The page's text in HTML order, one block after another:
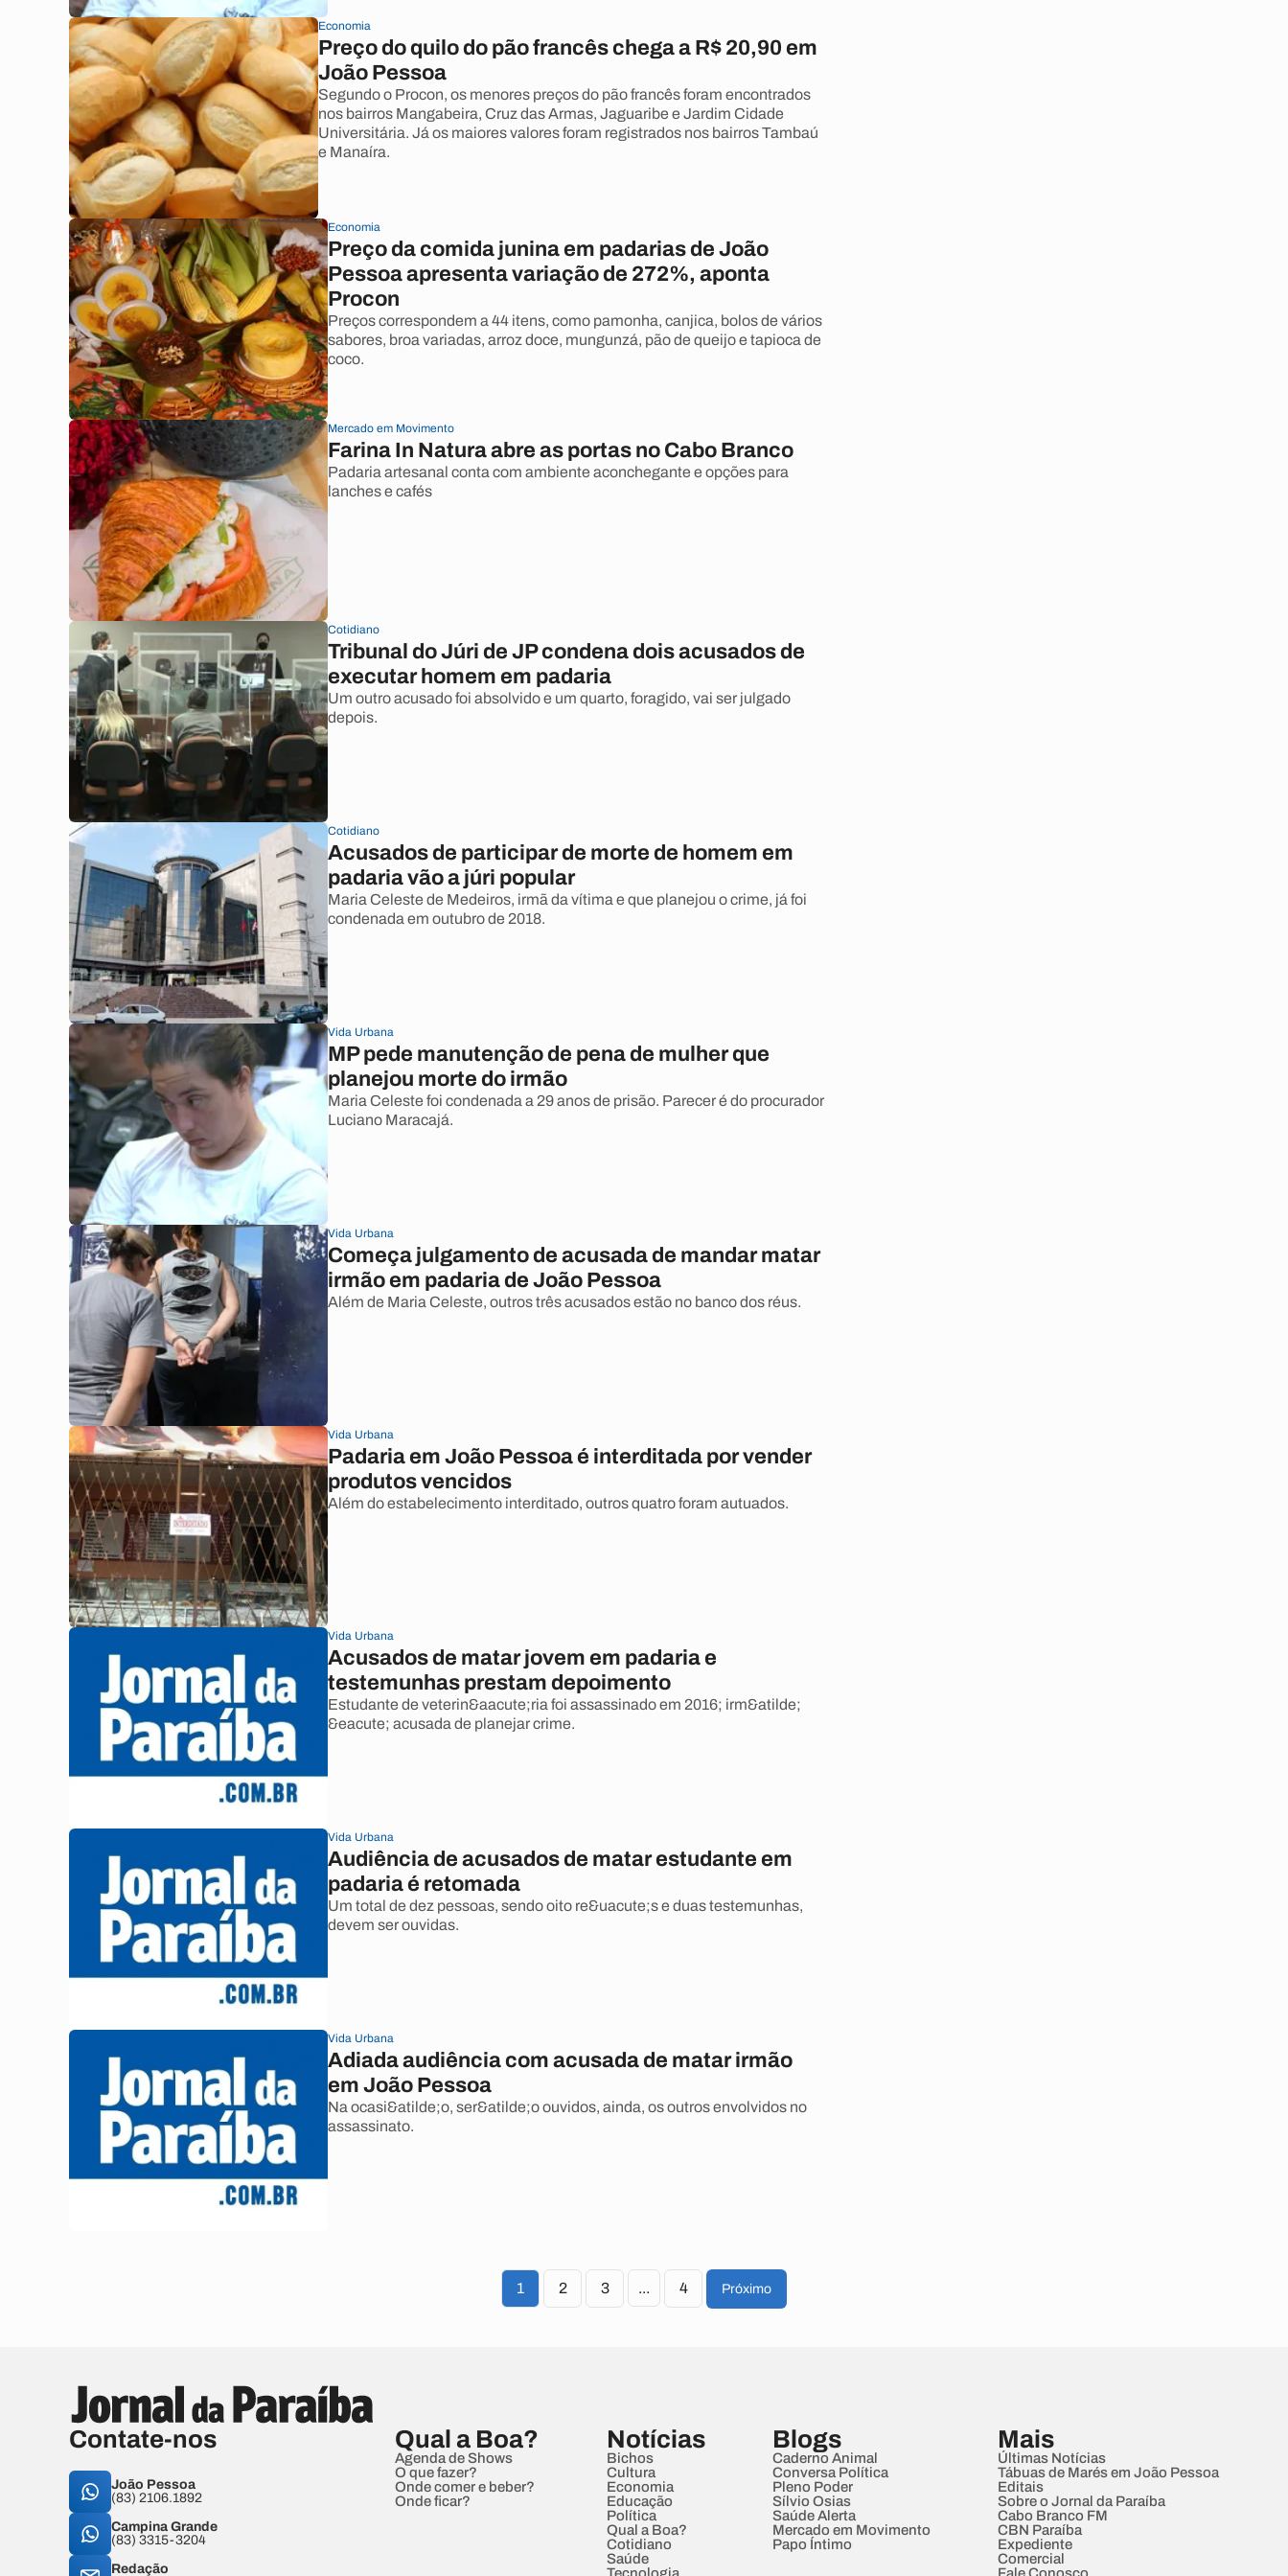
Economia
Preço do quilo do pão francês chega a R$ 20,90 em
João Pessoa
Segundo o Procon, os menores preços do pão francês foram encontrados
nos bairros Mangabeira, Cruz das Armas, Jaguaribe e Jardim Cidade
Universitária. Já os maiores valores foram registrados nos bairros Tambaú
e Manaíra.
Economia
Preço da comida junina em padarias de João
Pessoa apresenta variação de 272%, aponta
Procon
Preços correspondem a 44 itens, como pamonha, canjica, bolos de vários
sabores, broa variadas, arroz doce, mungunzá, pão de queijo e tapioca de
coco.
Mercado em Movimento
Farina In Natura abre as portas no Cabo Branco
Padaria artesanal conta com ambiente aconchegante e opções para
lanches e cafés
Cotidiano
Tribunal do Júri de JP condena dois acusados de
executar homem em padaria
Um outro acusado foi absolvido e um quarto, foragido, vai ser julgado
depois.
Cotidiano
Acusados de participar de morte de homem em
padaria vão a júri popular
Maria Celeste de Medeiros, irmã da vítima e que planejou o crime, já foi
condenada em outubro de 2018.
Vida Urbana
MP pede manutenção de pena de mulher que
planejou morte do irmão
Maria Celeste foi condenada a 29 anos de prisão. Parecer é do procurador
Luciano Maracajá.
Vida Urbana
Começa julgamento de acusada de mandar matar
irmão em padaria de João Pessoa
Além de Maria Celeste, outros três acusados estão no banco dos réus.
Vida Urbana
Padaria em João Pessoa é interditada por vender
produtos vencidos
Além do estabelecimento interditado, outros quatro foram autuados.
Vida Urbana
Acusados de matar jovem em padaria e
testemunhas prestam depoimento
Estudante de veterin&aacute;ria foi assassinado em 2016; irm&atilde;
&eacute; acusada de planejar crime.
Vida Urbana
Audiência de acusados de matar estudante em
padaria é retomada
Um total de dez pessoas, sendo oito re&uacute;s e duas testemunhas,
devem ser ouvidas.
Vida Urbana
Adiada audiência com acusada de matar irmão
em João Pessoa
Na ocasi&atilde;o, ser&atilde;o ouvidos, ainda, os outros envolvidos no
assassinato.
1 2 3 ... 4 Próximo
Contate-nos
João Pessoa
(83) 2106.1892
Campina Grande
(83) 3315-3204
Redação
Qual a Boa?
Agenda de Shows
O que fazer?
Onde comer e beber?
Onde ficar?
Notícias
Bichos
Cultura
Economia
Educação
Política
Qual a Boa?
Cotidiano
Saúde
Blogs
Caderno Animal
Conversa Política
Pleno Poder
Sílvio Osias
Saúde Alerta
Mercado em Movimento
Papo Íntimo
Mais
Últimas Notícias
Tábuas de Marés em João Pessoa
Editais
Sobre o Jornal da Paraíba
Cabo Branco FM
CBN Paraíba
Expediente
Comercial